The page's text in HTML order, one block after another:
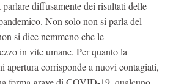
diffusamente dei risultati delle
Non solo non si parla del
si dice nemmeno che le
in vite umane. Per quanto la
apertura corrisponde a nuovi contagiati,